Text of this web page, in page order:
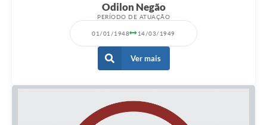
Odilon Negão
PERÍODO DE ATUAÇÃO
01/01/1948 14/03/1949
Ver mais